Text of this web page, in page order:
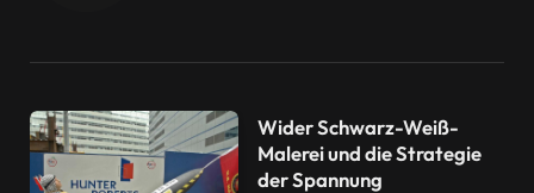
Wider Schwarz-Weiß-
Malerei und die Strategie
der Spannung